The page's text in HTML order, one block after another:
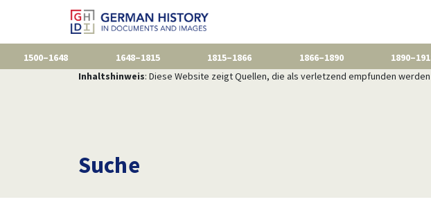
1500–1648 1648–1815 1815–1866 1866–1890
Inhaltshinweis: Diese Website zeigt Quellen, die als verletzend empfunden
Suche